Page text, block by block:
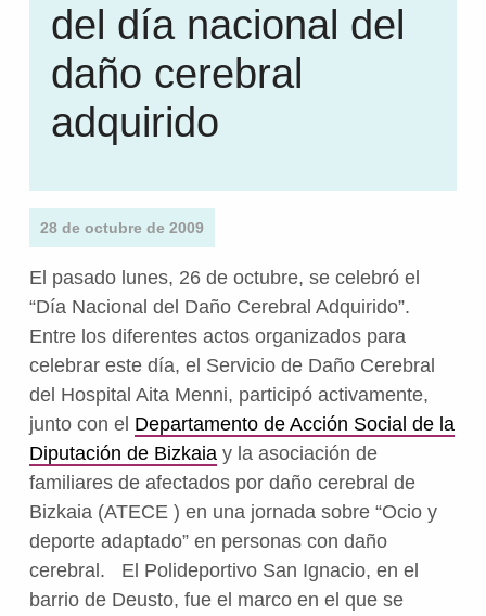
del día nacional del
daño cerebral
adquirido
28 de octubre de 2009
El pasado lunes, 26 de octubre, se celebró el
“Día Nacional del Daño Cerebral Adquirido”.
Entre los diferentes actos organizados para
celebrar este día, el Servicio de Daño Cerebral
del Hospital Aita Menni, participó activamente,
junto con el Departamento de Acción Social de la
Diputación de Bizkaiay la asociación de
familiares de afectados por daño cerebral de
Bizkaia (ATECE ) en una jornada sobre “Ocio y
deporte adaptado” en personas con daño
cerebral. El Polideportivo San Ignacio, en el
barrio de Deusto, fue el marco en el que se